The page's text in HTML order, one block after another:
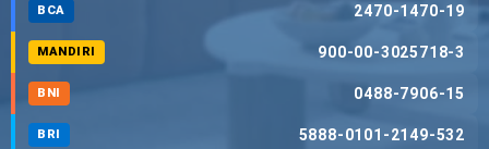
BCA 2470-1470-19
MANDIRI 900-00-3025718-3
BNI 0488-7906-15
BRI 5888-0101-2149-532